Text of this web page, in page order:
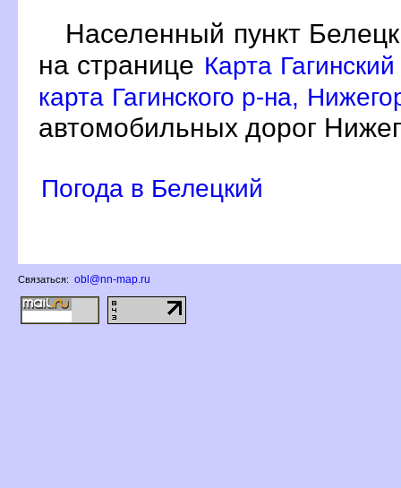
Населенный пункт
на странице Карта
карта Гагинского р-на,
автомобильных дорог
Погода в Белецкий
Связаться: obl@nn-map.ru